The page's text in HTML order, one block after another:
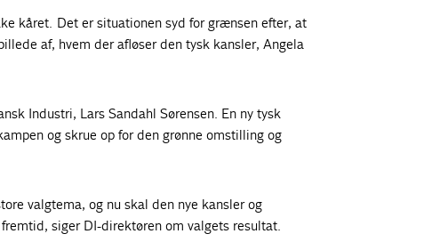
kåret. Det er situationen syd for grænsen efter, at
af, hvem der afløser den tysk kansler, Angela
Industri, Lars Sandahl Sørensen. En ny tysk
og skrue op for den grønne omstilling og
valgtema, og nu skal den nye kansler og
siger DI-direktøren om valgets resultat.